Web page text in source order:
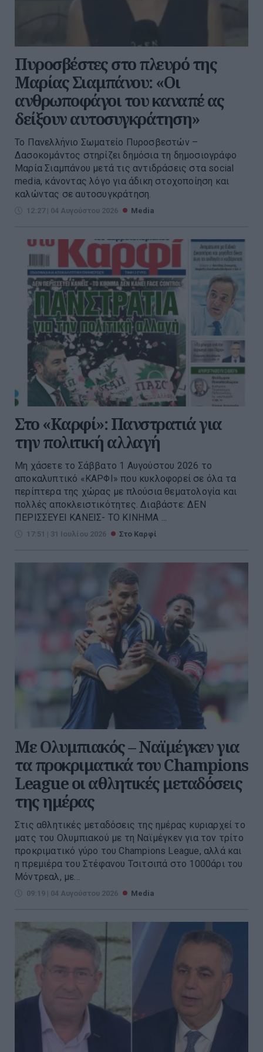
Πυροσβέστες στο πλευρό της
Μαρίας Σιαμπάνου: «Οι
ανθρωποφάγοι του καναπέ ας
δείξουν αυτοσυγκράτηση»
Το Πανελλήνιο Σωματείο Πυροσβεστών –
Δασοκομάντος στηρίζει δημόσια τη δημοσιογράφο
Μαρία Σιαμπάνου μετά τις αντιδράσεις στα social
media, κάνοντας λόγο για άδικη στοχοποίηση και
καλώντας σε αυτοσυγκράτηση.
12:27 | 04 Αυγούστου 2026 Media
Στο «Καρφί»: Πανστρατιά για
την πολιτική αλλαγή
Μη χάσετε το Σάββατο 1 Αυγούστου 2026 το
αποκαλυπτικό «ΚΑΡΦΙ» που κυκλοφορεί σε όλα τα
περίπτερα της χώρας με πλούσια θεματολογία και
πολλές αποκλειστικότητες. Διαβάστε: ΔΕΝ
ΠΕΡΙΣΣΕΥΕΙ ΚΑΝΕΙΣ- ΤΟ ΚΙΝΗΜΑ ...
17:51 | 31 Ιουλίου 2026 Στο Καρφί
Με Ολυμπιακός – Ναϊμέγκεν για
τα προκριματικά του Champions
League οι αθλητικές μεταδόσεις
της ημέρας
Στις αθλητικές μεταδόσεις της ημέρας κυριαρχεί το
ματς του Ολυμπιακού με τη Ναϊμέγκεν για τον τρίτο
προκριματικό γύρο του Champions League, αλλά και
η πρεμιέρα του Στέφανου Τσιτσιπά στο 1000άρι του
Μόντρεαλ, με...
09:19 | 04 Αυγούστου 2026 Media